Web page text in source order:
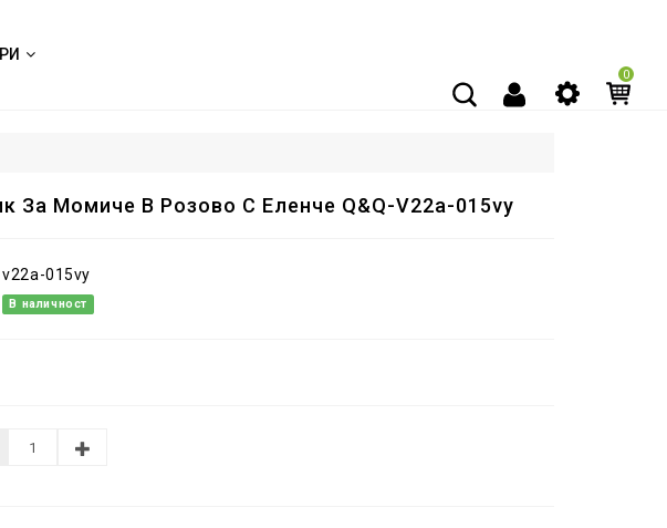
0
За Момиче В Розово С Еленче Q&Q-V22a-015vy
v22a-015vy
В наличност